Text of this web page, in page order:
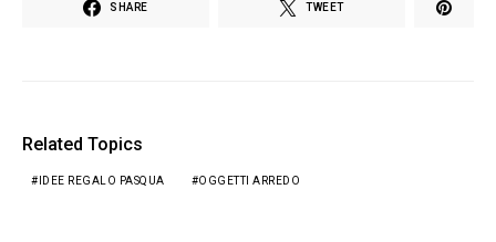
SHARE TWEET
Related Topics
IDEE REGALO PASQUA OGGETTI ARREDO